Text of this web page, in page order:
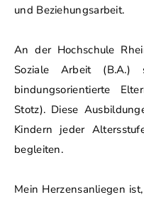
und Beziehungsarbeit.
An der Hochschule
Soziale Arbeit (B.A.)
bindungsorientierte
Stotz). Diese
Kindern jeder
begleiten.
Mein Herzensanliegen